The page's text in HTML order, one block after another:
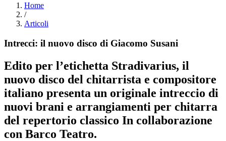
Home
/
Articoli
Intrecci: il nuovo disco di Giacomo Susani
Edito per l’etichetta Stradivarius, il
nuovo disco del chitarrista e compositore
italiano presenta un originale intreccio di
nuovi brani e arrangiamenti per chitarra
del repertorio classico In collaborazione
con Barco Teatro.